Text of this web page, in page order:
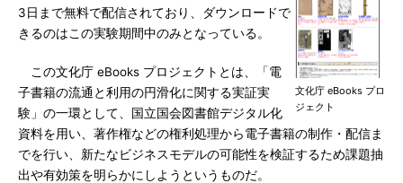
文化庁 eBooks プロ
ジェクト
3日まで無料で配信されており、ダウンロードで
きるのはこの実験期間中のみとなっている。
この文化庁 eBooks プロジェクトとは、「電
子書籍の流通と利用の円滑化に関する実証実
験」の一環として、国立国会図書館デジタル化
資料を用い、著作権などの権利処理から電子書籍の制作・配信ま
でを行い、新たなビジネスモデルの可能性を検証するため課題抽
出や有効策を明らかにしようというものだ。